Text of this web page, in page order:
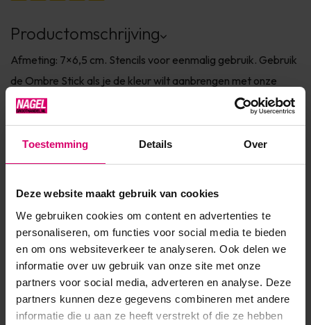
Toestemming Details Over
Deze website maakt gebruik van cookies
We gebruiken cookies om content en advertenties te
personaliseren, om functies voor social media te bieden
en om ons websiteverkeer te analyseren. Ook delen we
informatie over uw gebruik van onze site met onze
partners voor social media, adverteren en analyse. Deze
partners kunnen deze gegevens combineren met andere
informatie die u aan ze heeft verstrekt of die ze hebben
Productomschrijving
Afmeting: 7×6,5 cm. Stencils voor eenmalig gebruik. Gebruik
de Ombre Stick als je de kleur wilt aanbrengen met onze
dikkere materialen zoals Art Gel, Royal Cream. Je kunt ook
met de ChroMirror powders leuke decoratieve nail art
maken. Ook kun je de CrystaLacs hierover gebruiken in 1
dunne laag.